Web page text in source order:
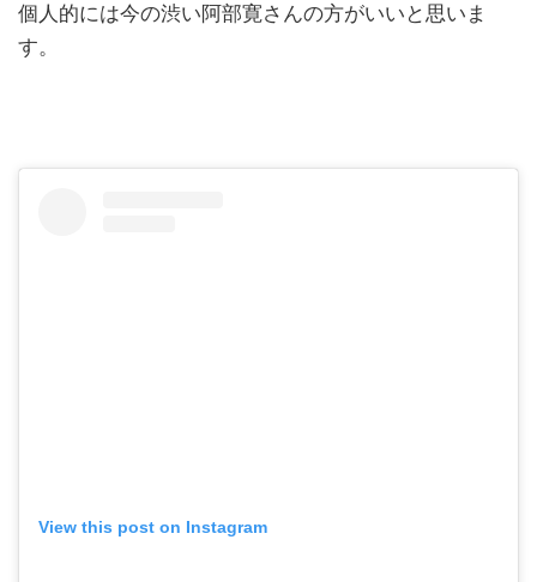
個人的には今の渋い阿部寛さんの方がいいと思いま
す。
View this post on Instagram